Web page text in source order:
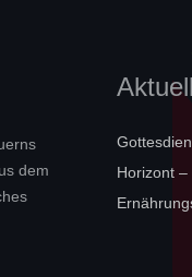
dem
Horizont